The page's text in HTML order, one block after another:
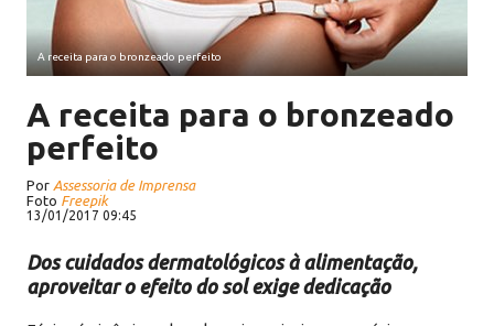
A receita para o bronzeado perfeito
A receita para o bronzeado
perfeito
Por Assessoria de Imprensa
Foto Freepik
13/01/2017 09:45
Dos cuidados dermatológicos à alimentação,
aproveitar o efeito do sol exige dedicação